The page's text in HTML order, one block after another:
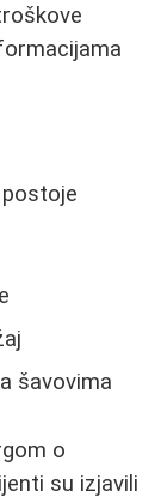
šavovima
o
su izjavili